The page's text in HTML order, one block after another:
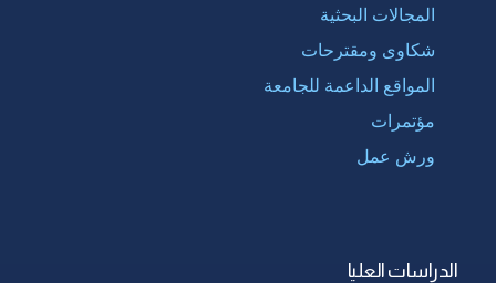
المجالات البحثية
شكاوى ومقترحات
المواقع الداعمة للجامعة
مؤتمرات
ورش عمل
الدراسات العليا